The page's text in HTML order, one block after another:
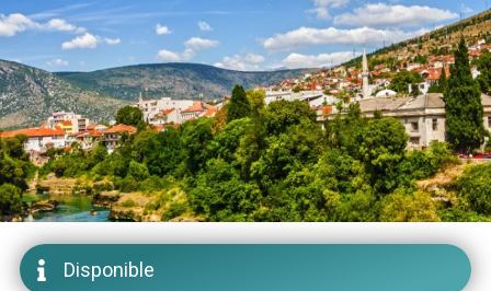
Disponible